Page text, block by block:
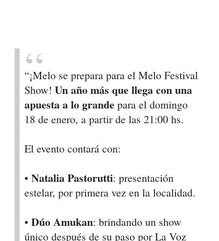
“¡Melo se prepara para el Melo Festival
Show! Un año más que llega con una
apuesta a lo grande para el domingo
18 de enero, a partir de las 21:00 hs.
El evento contará con:
• Natalia Pastorutti: presentación
estelar, por primera vez en la localidad.
• Dúo Amukan: brindando un show
único después de su paso por La Voz